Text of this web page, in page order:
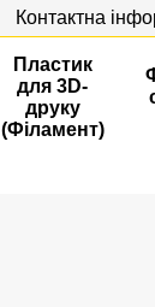
Контактна
Пластик
для 3D-
друку
(Філамент)